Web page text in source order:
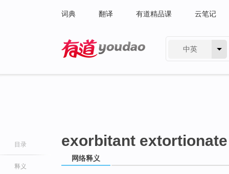
词典 翻译 有道精品课 云笔记
中英
目录
释义
exorbitant extortionate
网络释义